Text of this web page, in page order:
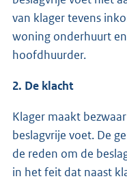
van klager tevens
woning onderhuurt
hoofdhuurder.
2. De klacht
Klager maakt
beslagvrije voet. De
de reden om de
in het feit dat naast